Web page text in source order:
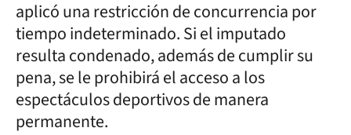
aplicó una restricción de concurrencia por
tiempo indeterminado. Si el imputado
resulta condenado, además de cumplir su
pena, se le prohibirá el acceso a los
espectáculos deportivos de manera
permanente.